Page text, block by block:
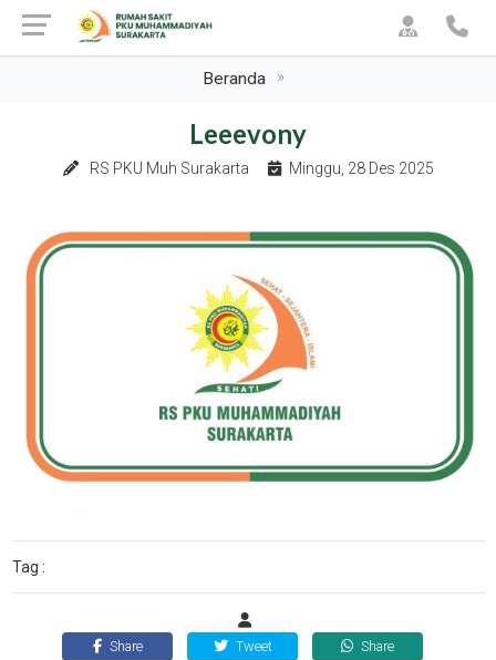
Beranda
Leeevony
RS PKU Muh Surakarta Minggu, 28 Des 2025
Tag :
Share Tweet Share